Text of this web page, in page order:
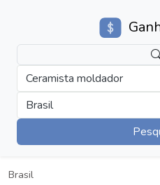
Ceramista moldador
Brasil
Brasil